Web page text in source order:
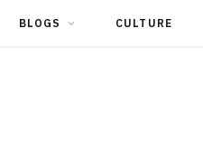
BLOGS CULTURE